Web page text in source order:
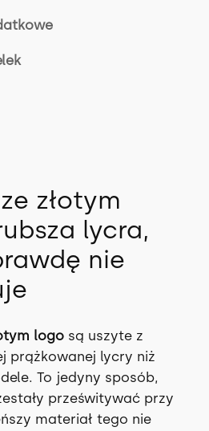
złotym
lycra,
nie
logosą uszyte z
prążkowanej lycry niż
To jedyny sposób,
prześwitywać przy
materiał tego nie